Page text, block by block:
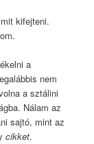
kifejteni.
a
nem
a sztálini
Nálam az
sajtó, mint az
cikket.